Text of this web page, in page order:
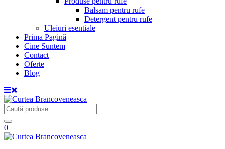
Balsam pentru rufe
Detergent pentru rufe
Uleiuri esentiale
Prima Pagină
Cine Suntem
Contact
Oferte
Blog
0